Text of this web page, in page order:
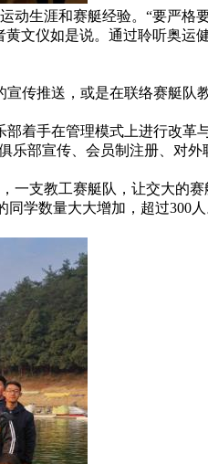
生涯和赛艇经验。“要严格
文仪如是说。通过聆听奥运
传推送，或是在联络赛艇队
着手在管理模式上进行改革
乐部宣传、会员制注册、对
支教工赛艇队，让交大的
学数量大大增加，超过300